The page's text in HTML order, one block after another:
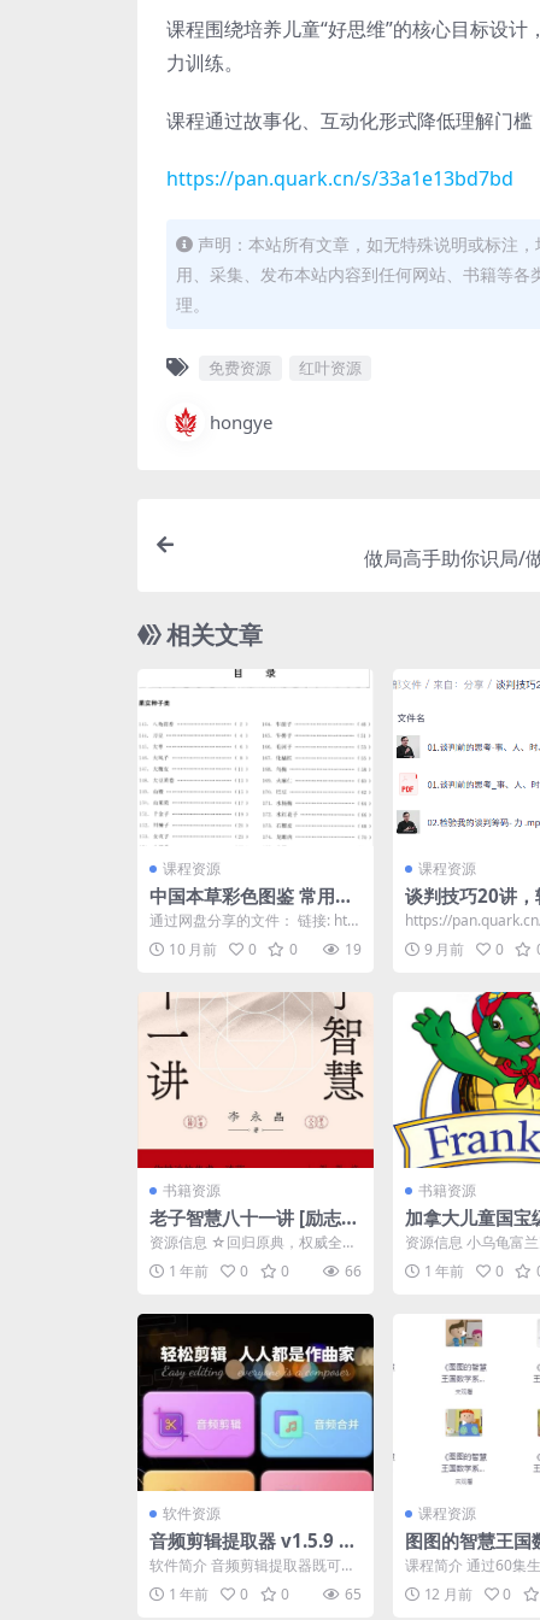
课程围绕培养儿童“好思维”的核心目标设
力训练。
课程通过故事化、互动化形式降低理解门
https://pan.quark.cn/s/33a1e13bd7bd
声明：本站所有文章，如无特殊说明或标注
用、采集、发布本站内容到任何网站、书籍等
理。
免费资源 红叶资源
hongye
做局高手助你识局/
相关文章
课程资源
中国本草彩色图鉴 常用中
药篇
通过网盘分享的文件： 链接: http
s://pan.baidu.com/s/1...
10 月前 0 0 19
课程资源
谈判技巧20讲，
好结果的实战指
https://
e6041
9 月前 0
书籍资源
老子智慧八十一讲 [励志成
功] [pdf+全格式]
资源信息 ☆回归原典，权威全面
融合出土文献，复原更符合老子
本意的原典旁征博引，吸...
1 年前 0 0 66
书籍资源
加拿大儿童国宝
《小乌龟富兰
in the Turtle (
频+动画) 》
资源信息 小乌龟富
in the Turtle)作为全
1 年前 0
软件资源
音频剪辑提取器 v1.5.9 高
级版
软件简介 音频剪辑提取器既可以
是音乐剪辑软件，也可以是音频
MP3提取合并软件，是...
1 年前 0 0 65
课程资源
图图的智慧王国
课程简介 通过60集
学故事，帮助孩子
的氛围中掌握数学知
12 月前 0